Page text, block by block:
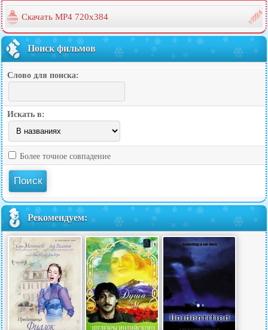
Скачать MP4 720x384
Поиск фильмов
Слово для поиска:
Искать в:
Более точное совпадение
Рекомендуем: